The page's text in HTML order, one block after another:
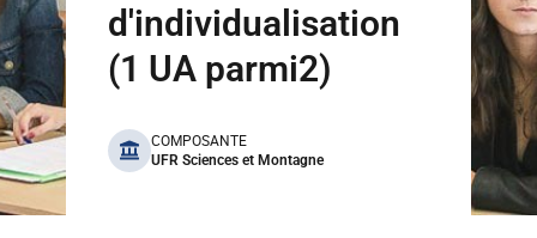
d'individualisation
(1 UA parmi2)
benefits
COMPOSANTE
UFR Sciences et Montagne